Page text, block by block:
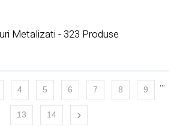
Metalizati - 323 Produse
4 5 6 7 8 9
...
13 14 ›